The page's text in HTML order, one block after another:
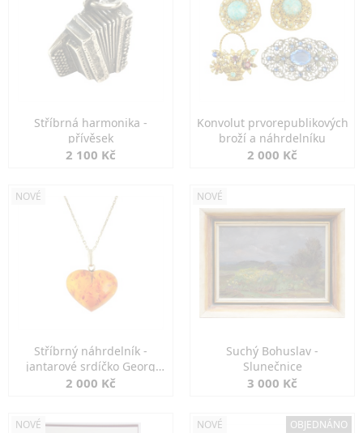
Stříbrná harmonika -
přívěsek
2 100 Kč
Konvolut prvorepublikových
broží a náhrdelníku
2 000 Kč
NOVÉ
Stříbrný náhrdelník -
jantarové srdíčko Georg
Kramer
2 000 Kč
NOVÉ
Suchý Bohuslav -
Slunečnice
3 000 Kč
NOVÉ NOVÉ OBJEDNÁNO